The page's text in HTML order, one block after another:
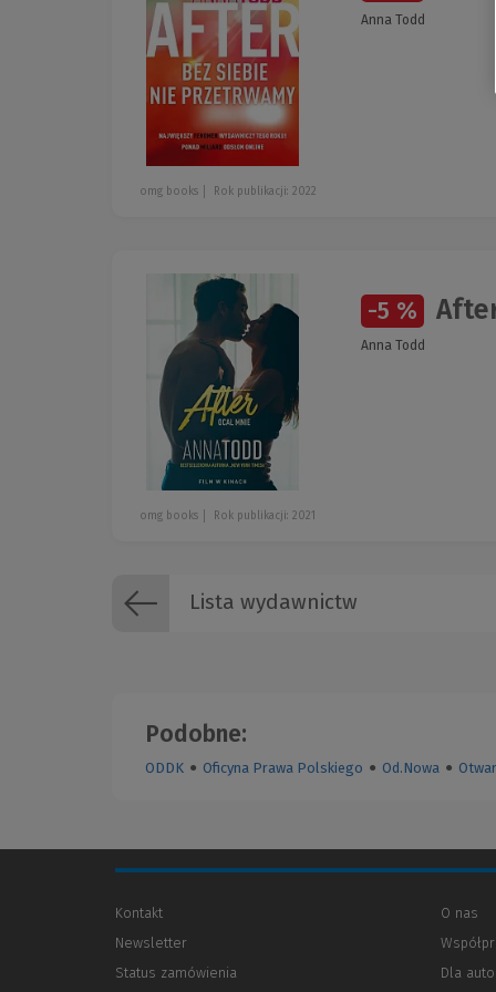
Anna Todd
omg books Rok publikacji: 2022
-5 %
Anna Todd
omg books Rok publikacji: 2021
Lista wydawnictw
Podobne:
ODDK ● Oficyna Prawa Polskiego ● Od.Nowa ●
Kontakt
Newsletter
Status zamówienia
O nas
Dla